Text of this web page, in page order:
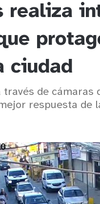
realiza
ciudad
de cámaras
respuesta